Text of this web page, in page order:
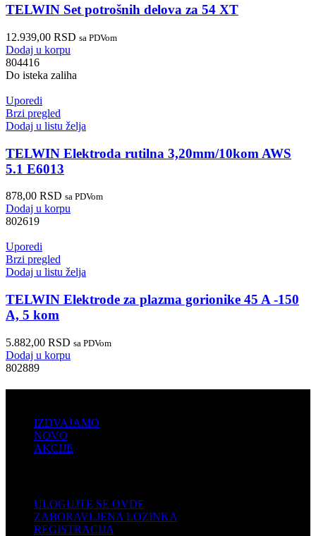
TELWIN Set potrošnih delova za 54 XT
12.939,00 RSD sa PDVom
Dodaj u korpu
804416
Do isteka zaliha
Uporedi
Brzi pregled
Dodaj u listu želja
TELWIN Elektroda rutilna 3,20mm/10kom AWS
5.1 E6013
878,00 RSD sa PDVom
Dodaj u korpu
802619
Uporedi
Brzi pregled
Dodaj u listu želja
TELWIN Elektrode za plazma gorionike 45 A -150
A, 5 kom
5.882,00 RSD sa PDVom
Dodaj u korpu
802889
IZDVAJAMO
NOVO
AKCIJE
ULOGUJTE SE OVDE
ZABORAVLJENA LOZINKA
REGISTRACIJA